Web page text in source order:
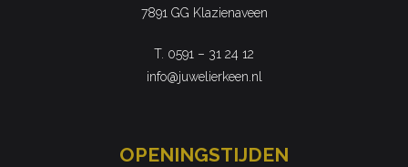
7891 GG Klazienaveen
T. 0591 – 31 24 12
info@juwelierkeen.nl
OPENINGSTIJDEN